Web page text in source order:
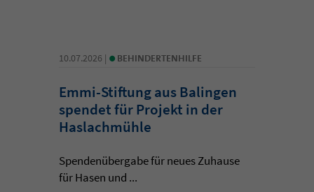
10.07.2026 | • BEHINDERTENHILFE
Emmi-Stiftung aus Balingen
spendet für Projekt in der
Haslachmühle
Spendenübergabe für neues Zuhause
für Hasen und ...